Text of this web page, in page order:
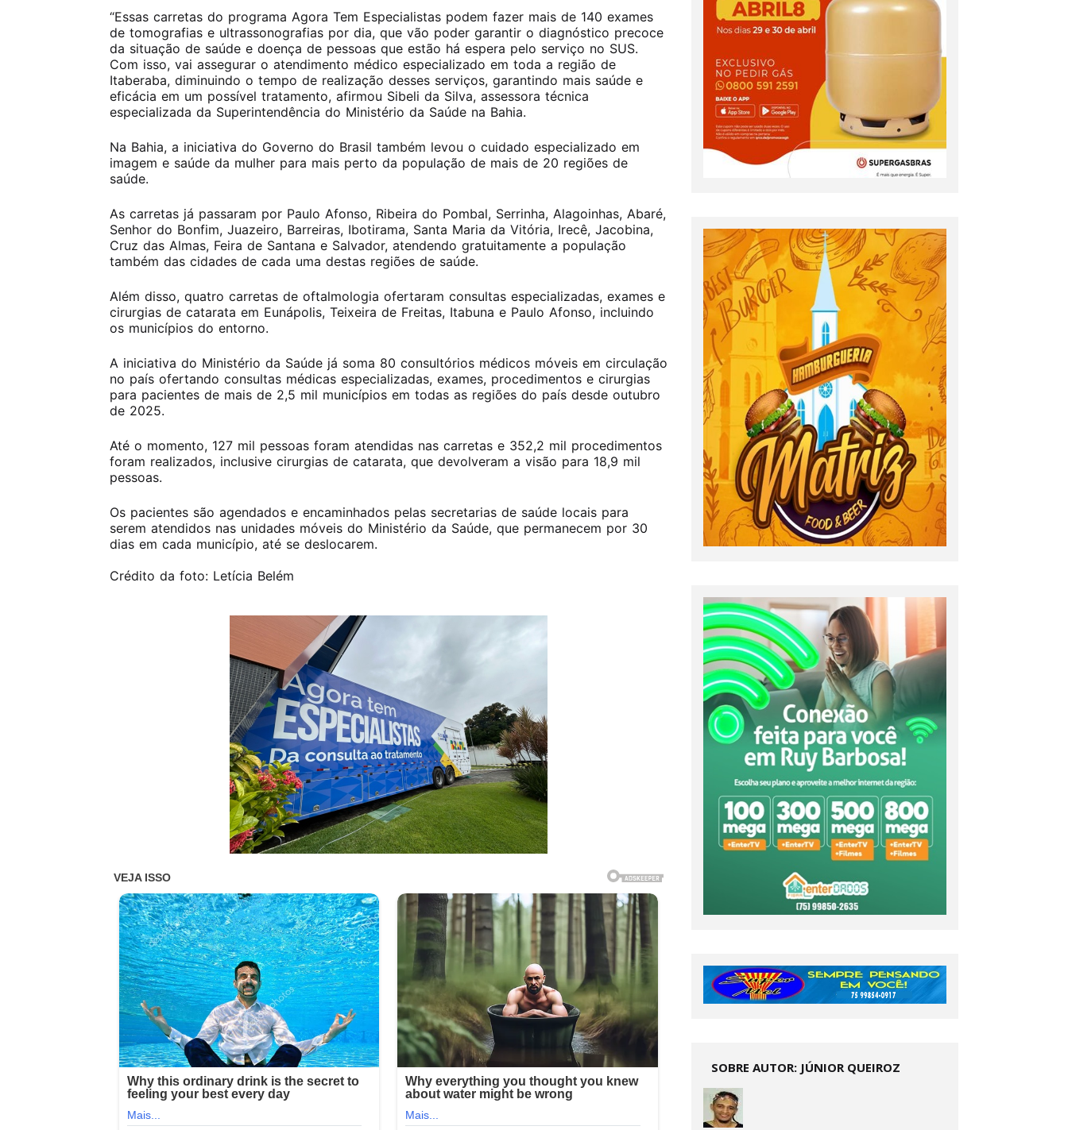
“Essas carretas do programa Agora Tem Especialistas podem fazer mais de 140 exames
de tomografias e ultrassonografias por dia, que vão poder garantir o diagnóstico precoce
da situação de saúde e doença de pessoas que estão há espera pelo serviço no SUS.
Com isso, vai assegurar o atendimento médico especializado em toda a região de
Itaberaba, diminuindo o tempo de realização desses serviços, garantindo mais saúde e
eficácia em um possível tratamento, afirmou Sibeli da Silva, assessora técnica
especializada da Superintendência do Ministério da Saúde na Bahia.
Na Bahia, a iniciativa do Governo do Brasil também levou o cuidado especializado em
imagem e saúde da mulher para mais perto da população de mais de 20 regiões de
saúde.
As carretas já passaram por Paulo Afonso, Ribeira do Pombal, Serrinha, Alagoinhas, Abaré,
Senhor do Bonfim, Juazeiro, Barreiras, Ibotirama, Santa Maria da Vitória, Irecê, Jacobina,
Cruz das Almas, Feira de Santana e Salvador, atendendo gratuitamente a população
também das cidades de cada uma destas regiões de saúde.
Além disso, quatro carretas de oftalmologia ofertaram consultas especializadas, exames e
cirurgias de catarata em Eunápolis, Teixeira de Freitas, Itabuna e Paulo Afonso, incluindo
os municípios do entorno.
A iniciativa do Ministério da Saúde já soma 80 consultórios médicos móveis em circulação
no país ofertando consultas médicas especializadas, exames, procedimentos e cirurgias
para pacientes de mais de 2,5 mil municípios em todas as regiões do país desde outubro
de 2025.
Até o momento, 127 mil pessoas foram atendidas nas carretas e 352,2 mil procedimentos
foram realizados, inclusive cirurgias de catarata, que devolveram a visão para 18,9 mil
pessoas.
Os pacientes são agendados e encaminhados pelas secretarias de saúde locais para
serem atendidos nas unidades móveis do Ministério da Saúde, que permanecem por 30
dias em cada município, até se deslocarem.
Crédito da foto: Letícia Belém
SOBRE AUTOR: JÚNIOR QUEIROZ